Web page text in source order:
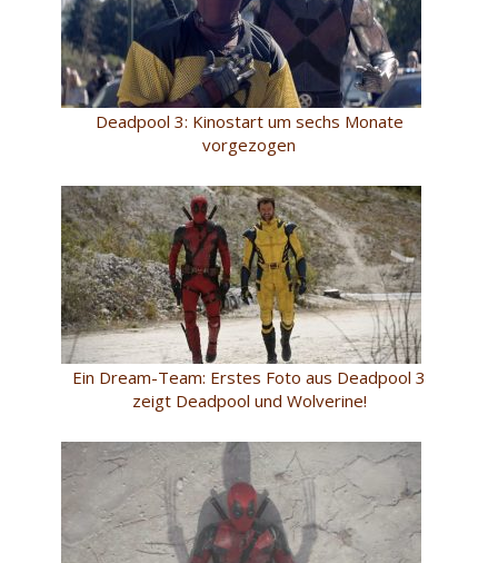
Deadpool 3: Kinostart um sechs Monate
vorgezogen
Ein Dream-Team: Erstes Foto aus Deadpool 3
zeigt Deadpool und Wolverine!